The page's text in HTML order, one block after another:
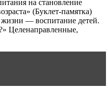
на становление
(Буклет-памятка)
— воспитание детей.
Целенаправленные,